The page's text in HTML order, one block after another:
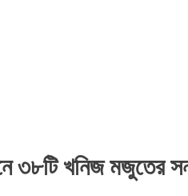
৩৮টি খনিজ মজুতের